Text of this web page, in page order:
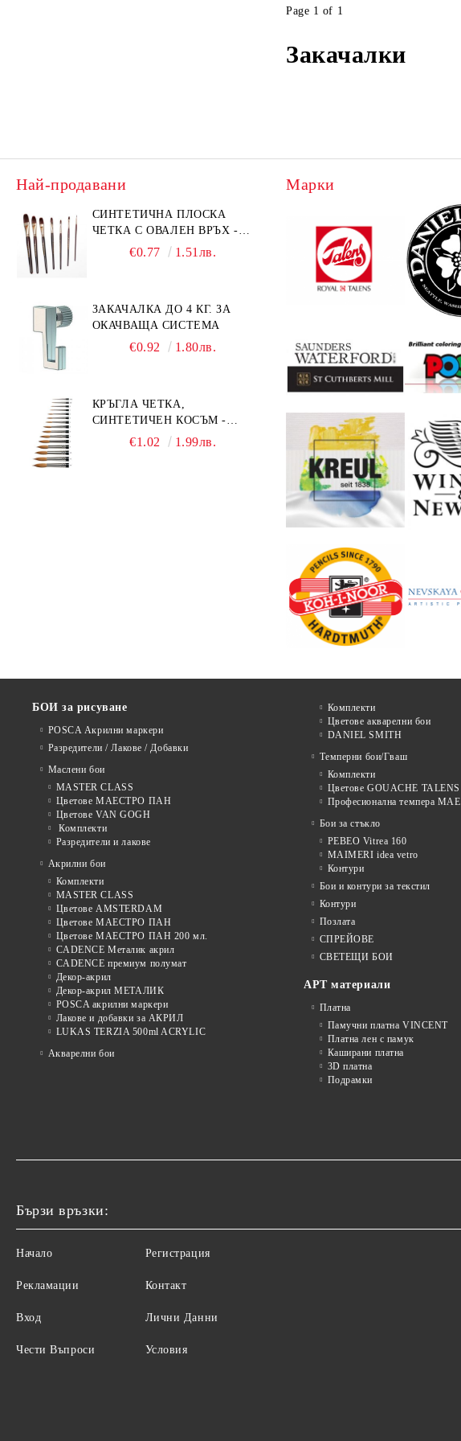
Page 1 of 1
Закачалки
Най-продавани
СИНТЕТИЧНА ПЛОСКА
ЧЕТКА С ОВАЛЕН ВРЪХ -
GIOCONDA 273 - №1/8
€0.77 1.51лв.
ЗАКАЧАЛКА ДО 4 КГ. ЗА
ОКАЧВАЩА СИСТЕМА
€0.92 1.80лв.
КРЪГЛА ЧЕТКА,
СИНТЕТИЧЕН КОСЪМ -
MILLENIUM 211 - №0
€1.02 1.99лв.
Марки
БОИ за рисуване
POSCA Акрилни маркери
Разредители / Лакове / Добавки
Маслени бои
MASTER CLASS
Цветове МАЕСТРО ПАН
Цветове VAN GOGH
Комплекти
Разредители и лакове
Акрилни бои
Комплекти
MASTER CLASS
Цветове AMSTERDAM
Цветове МАЕСТРО ПАН
Цветове МАЕСТРО ПАН 200 мл.
CADENCE Металик акрил
CADENCE премиум полумат
Декор-акрил
Декор-акрил МЕТАЛИК
POSCA акрилни маркери
Лакове и добавки за АКРИЛ
LUKAS TERZIA 500ml ACRYLIC
Акварелни бои
Комплекти
Цветове акварелни бои
DANIEL SMITH
Темперни бои/Гваш
Комплекти
Цветове GOUACHE TALENS
Професионална темпера
Бои за стъкло
PEBEO Vitrea 160
MAIMERI idea vetro
Контури
Бои и контури за текстил
Контури
Позлата
СПРЕЙОВЕ
СВЕТЕЩИ БОИ
АРТ материали
Платна
Памучни платна VINCENT
Платна лен с памук
Каширани платна
3D платна
Подрамки
Бързи връзки:
Начало
Рекламации
Вход
Чести Въпроси
Регистрация
Контакт
Лични Данни
Условия